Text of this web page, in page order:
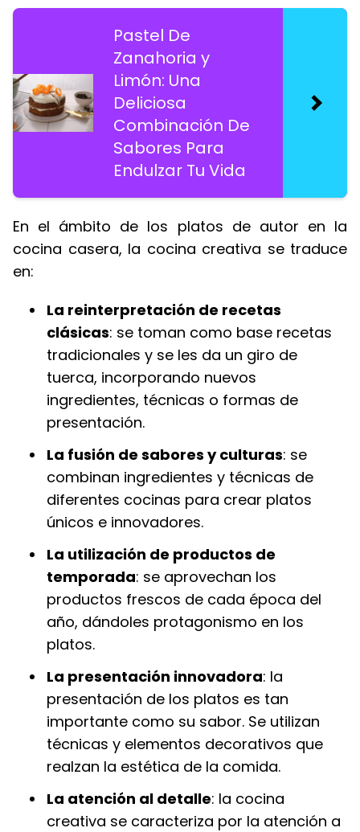
Pastel De
Zanahoria y
Limón: Una
Deliciosa
Combinación De
Sabores Para
Endulzar Tu Vida
En el ámbito de los platos de autor en la
cocina casera, la cocina creativa se traduce
en:
La reinterpretación de recetas
clásicas: se toman como base recetas
tradicionales y se les da un giro de
tuerca, incorporando nuevos
ingredientes, técnicas o formas de
presentación.
La fusión de sabores y culturas: se
combinan ingredientes y técnicas de
diferentes cocinas para crear platos
únicos e innovadores.
La utilización de productos de
temporada: se aprovechan los
productos frescos de cada época del
año, dándoles protagonismo en los
platos.
La presentación innovadora: la
presentación de los platos es tan
importante como su sabor. Se utilizan
técnicas y elementos decorativos que
realzan la estética de la comida.
La atención al detalle: la cocina
creativa se caracteriza por la atención a